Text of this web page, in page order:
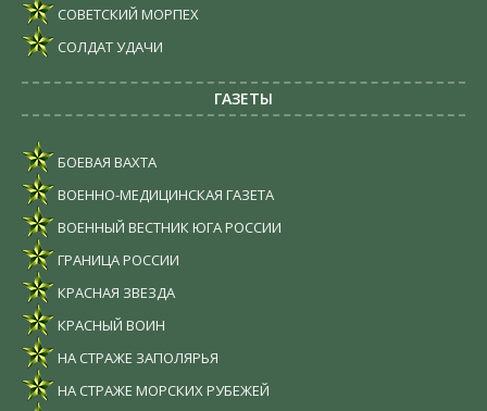
СОВЕТСКИЙ МОРПЕХ
СОЛДАТ УДАЧИ
ГАЗЕТЫ
БОЕВАЯ ВАХТА
ВОЕННО-МЕДИЦИНСКАЯ ГАЗЕТА
ВОЕННЫЙ ВЕСТНИК ЮГА РОССИИ
ГРАНИЦА РОССИИ
КРАСНАЯ ЗВЕЗДА
КРАСНЫЙ ВОИН
НА СТРАЖЕ ЗАПОЛЯРЬЯ
НА СТРАЖЕ МОРСКИХ РУБЕЖЕЙ